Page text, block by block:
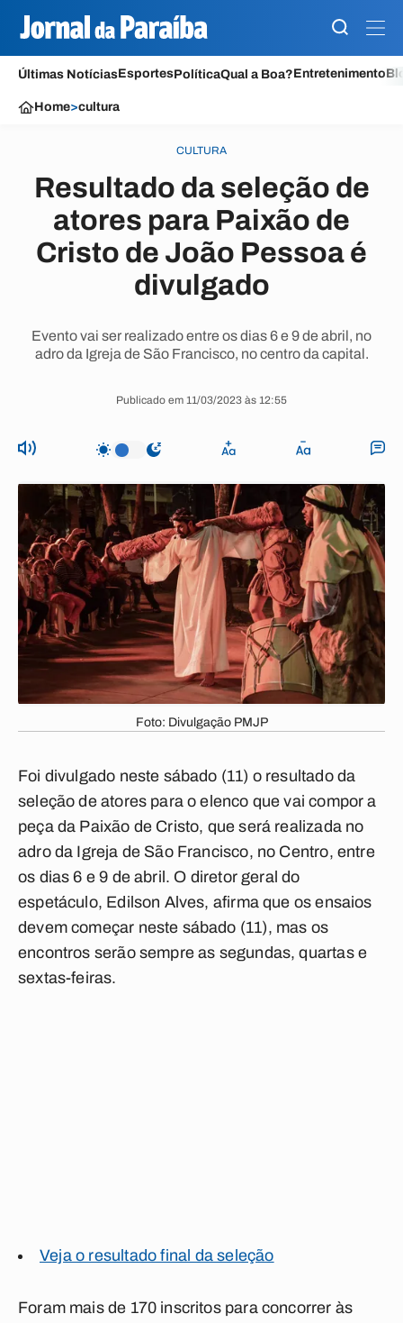
Últimas NotíciasEsportesPolíticaQual a Boa?Entretenimento
Home>cultura
CULTURA
Resultado da seleção de
atores para Paixão de
Cristo de João Pessoa é
divulgado
Evento vai ser realizado entre os dias 6 e 9 de abril, no
adro da Igreja de São Francisco, no centro da capital.
Publicado em 11/03/2023 às 12:55
Foto: Divulgação PMJP
Foi divulgado neste sábado (11) o resultado da
seleção de atores para o elenco que vai compor a
peça da Paixão de Cristo, que será realizada no
adro da Igreja de São Francisco, no Centro, entre
os dias 6 e 9 de abril. O diretor geral do
espetáculo, Edilson Alves, afirma que os ensaios
devem começar neste sábado (11), mas os
encontros serão sempre as segundas, quartas e
sextas-feiras.
Veja o resultado final da seleção
Foram mais de 170 inscritos para concorrer às